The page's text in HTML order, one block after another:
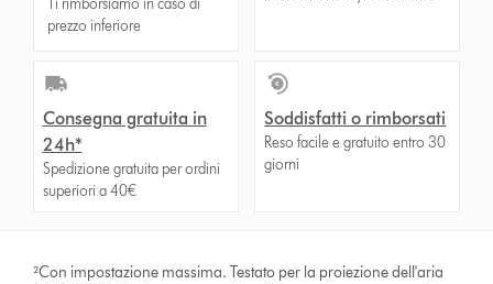
Ti rimborsiamo in caso di
prezzo inferiore
Consegna gratuita in
24h*
Spedizione gratuita per ordini
superiori a 40€
Soddisfatti o rimborsati
Reso facile e gratuito entro 30
giorni
²Con impostazione massima. Testato per la proiezione dell'aria